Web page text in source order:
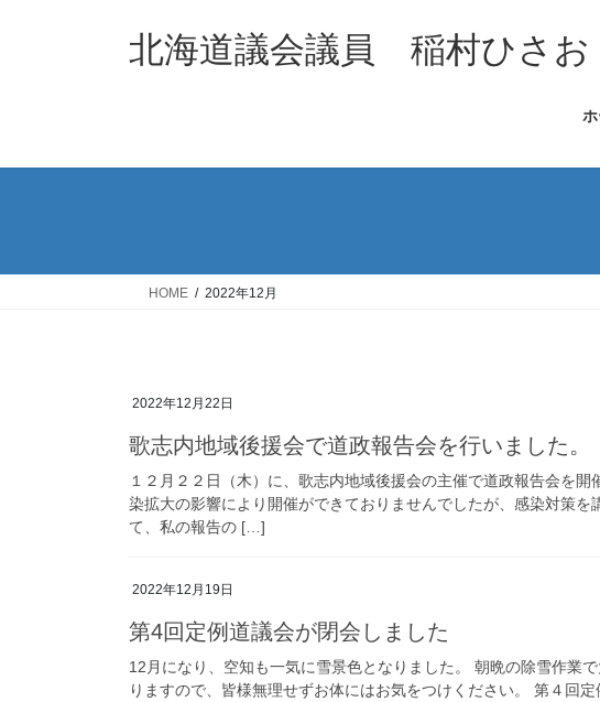
ス
ン
北海道議会議員 稲村ひさお
HOME 2022年12月
2022年12月22日
歌志内地域後援会で道政報告会を行いました。
１２月２２日（木）に、歌志内地域後援会の主催で道政報告会を
染拡大の影響により開催ができておりませんでしたが、感染対策を
て、私の報告の […]
2022年12月19日
第4回定例道議会が閉会しました
12月になり、空知も一気に雪景色となりました。 朝晩の除雪作業
りますので、皆様無理せずお体にはお気をつけください。 第４回